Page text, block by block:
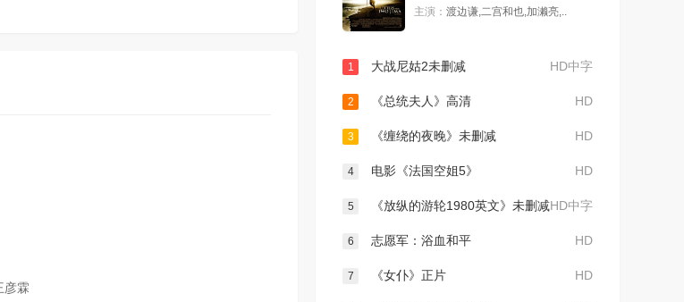
彦霖
主演： 渡边谦,二宫和也,加濑亮,..
HD中字
1 大战尼姑2未删减
HD
2 《总统夫人》高清
HD
3 《缠绕的夜晚》未删减
HD
4 电影《法国空姐5》
HD中字
5 《放纵的游轮1980英文》未删减
HD
6 志愿军：浴血和平
HD
7 《女仆》正片